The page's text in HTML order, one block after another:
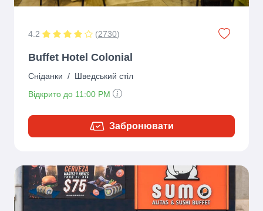
4.2 (2730)
Buffet Hotel Colonial
Сніданки / Шведський стіл
Відкрито до 11:00 PM
Забронювати